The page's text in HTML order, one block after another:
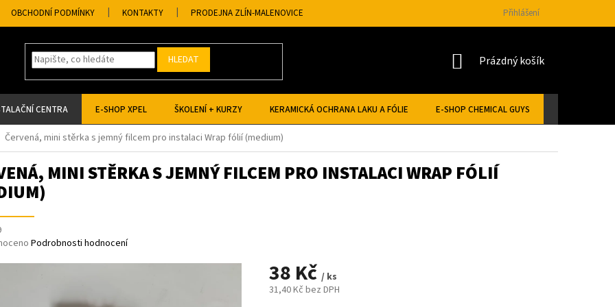
OBCHODNÍ PODMÍNKY KONTAKTY PRODEJNA ZLÍN-MALENOVICE Přihlášení
HLEDAT
NÁKUPNÍ
Prázdný košík
CENTRA E-SHOP XPEL ŠKOLENÍ + KURZY KERAMICKÁ OCHRANA LAKU A FÓLIE E-SHOP CHEMICAL GUYS
Červená, mini stěrka s jemný filcem pro instalaci Wrap fólií (medium)
MINI STĚRKA S JEMNÝ FILCEM PRO INSTALACI WRAP FÓLIÍ
Podrobnosti hodnocení
38 Kč / ks
31,40 Kč bez DPH